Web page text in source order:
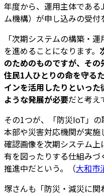
年度から、運用主体であ
ム機構）が申し込みの受付
「次期システムの構築・
を進めることになります。
のためのものですが、その
住民1人ひとりの命を守る
インを活用したりといっ
ような発展が必要だと考え
その1つが、「防災IoT」
本部や災害対応機関が実
確認画像を次期システム
有を図ったりする仕組み
推進中だという。（大和市
塚さんも「防災・減災に